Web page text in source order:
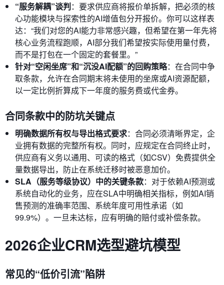
“服务解耦”谈判：要求供应商将报价单拆解，把必须的核
心功能模块与探索性的AI增值包分开报价。你可以这样表
达：“我们对您的AI能力非常感兴趣，但希望在第一年先将
核心业务流程跑顺，AI部分我们希望按实际使用量付费，
而不是打包在一个固定的套餐里。”
针对“空闲坐席”和“沉没AI配额”的回购策略：在合同中争
取条款，允许在合同期末将未使用的坐席或AI资源配额，
以一定比例折算成下一年度的服务费或代金券。
合同条款中的防坑关键点
明确数据所有权与导出格式要求：合同必须清晰界定，企
业拥有数据的完整所有权。同时，应规定在合同终止时，
供应商有义务以通用、可读的格式（如CSV）免费提供全
量数据导出，防止在系统迁移时被恶意加价。
SLA（服务等级协议）中的关键条款：对于依赖AI预测或
系统自动化的业务，应在SLA中明确相关指标，例如AI销
售预测的准确率范围、系统年度可用性承诺（如
99.9%）。一旦未达标，应有明确的赔付或补偿条款。
2026企业CRM选型避坑模型
常见的“低价引流”陷阱